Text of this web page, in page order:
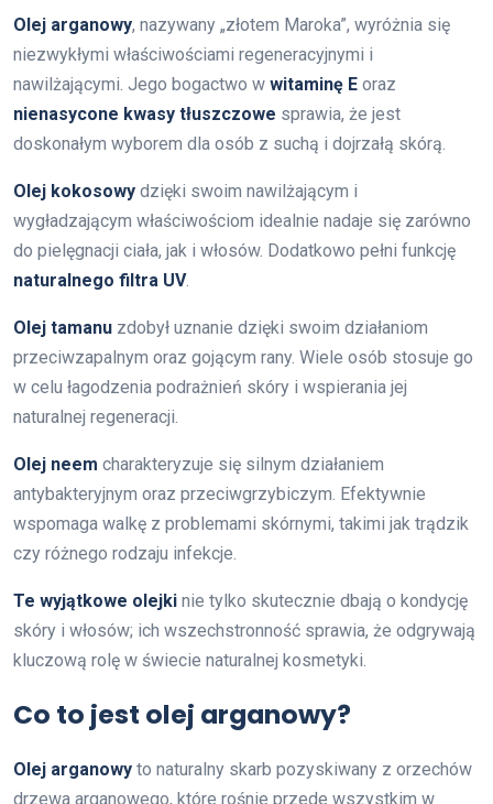
Olej arganowy, nazywany „złotem Maroka”, wyróżnia się
niezwykłymi właściwościami regeneracyjnymi i
nawilżającymi. Jego bogactwo w witaminę E oraz
nienasycone kwasy tłuszczowe sprawia, że jest
doskonałym wyborem dla osób z suchą i dojrzałą skórą.
Olej kokosowy dzięki swoim nawilżającym i
wygładzającym właściwościom idealnie nadaje się zarówno
do pielęgnacji ciała, jak i włosów. Dodatkowo pełni funkcję
naturalnego filtra UV.
Olej tamanu zdobył uznanie dzięki swoim działaniom
przeciwzapalnym oraz gojącym rany. Wiele osób stosuje go
w celu łagodzenia podrażnień skóry i wspierania jej
naturalnej regeneracji.
Olej neem charakteryzuje się silnym działaniem
antybakteryjnym oraz przeciwgrzybiczym. Efektywnie
wspomaga walkę z problemami skórnymi, takimi jak trądzik
czy różnego rodzaju infekcje.
Te wyjątkowe olejki nie tylko skutecznie dbają o kondycję
skóry i włosów; ich wszechstronność sprawia, że odgrywają
kluczową rolę w świecie naturalnej kosmetyki.
Co to jest olej arganowy?
Olej arganowy to naturalny skarb pozyskiwany z orzechów
drzewa arganowego, które rośnie przede wszystkim w